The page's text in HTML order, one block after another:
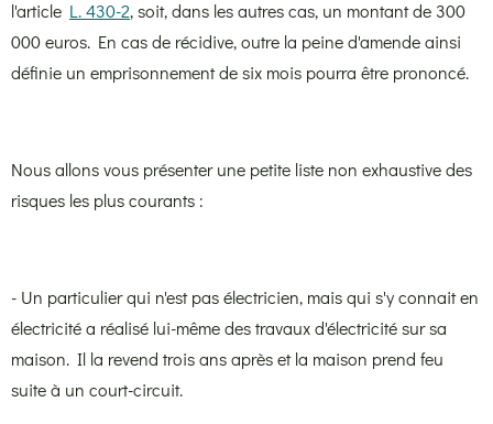
l'article L. 430-2, soit, dans les autres cas, un montant de 300
000 euros. En cas de récidive, outre la peine d'amende ainsi
définie un emprisonnement de six mois pourra être prononcé.
Nous allons vous présenter une petite liste non exhaustive des
risques les plus courants :
- Un particulier qui n'est pas électricien, mais qui s'y connait en
électricité a réalisé lui-même des travaux d'électricité sur sa
maison. Il la revend trois ans après et la maison prend feu
suite à un court-circuit.